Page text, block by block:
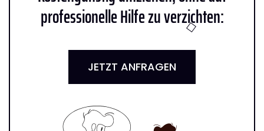
professionelle Hilfe zu verzichten:
JETZT ANFRAGEN